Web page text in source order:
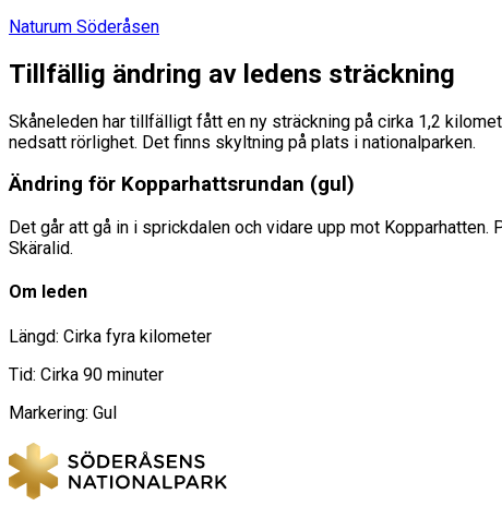
Naturum Söderåsen
Tillfällig ändring av ledens sträckning
Skåneleden har tillfälligt fått en ny sträckning på cirka 1,2
nedsatt rörlighet. Det finns skyltning på plats i nationalparken.
Ändring för Kopparhattsrundan (gul)
Det går att gå in i sprickdalen och vidare upp mot
Skäralid.
Om leden
Längd: Cirka fyra kilometer
Tid: Cirka 90 minuter
Markering: Gul